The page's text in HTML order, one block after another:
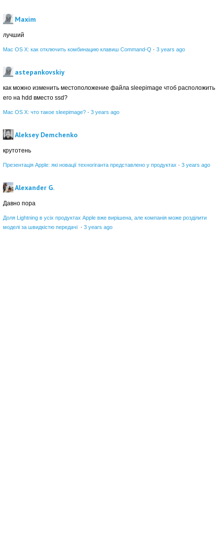
Maxim
лучший
Mac OS X: как отключить комбинацию клавиш Command-Q · 3 years ago
astepankovskiy
как можно изменить местоположение файла sleepimage чтоб расположить
его на hdd вместо ssd?
Mac OS X: что такое sleepimage? · 3 years ago
Aleksey Demchenko
крутотень
Презентація Apple: які новації техногіганта представлено у продуктах · 3 years ago
Alexander G.
Давно пора
Доля Lightning в усіх продуктах Apple вже вирішена, але компанія може розділити
моделі за швидкістю передачі · 3 years ago